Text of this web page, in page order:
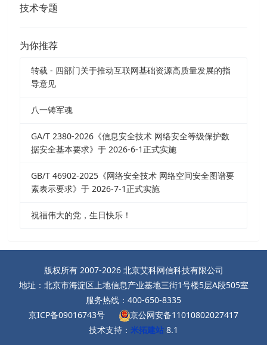
技术专题
为你推荐
转载 - 四部门关于推动互联网基础资源高质量发展的指
导意见
八一铸军魂
GA/T 2380-2026《信息安全技术 网络安全等级保护数
据安全基本要求》于 2026-6-1正式实施
GB/T 46902-2025《网络安全技术 网络空间安全图谱要
素表示要求》于 2026-7-1正式实施
祝福伟大的党，生日快乐！
版权所有 2007-2026 北京艾科网信科技有限公司
地址：北京市海淀区上地信息产业基地三街1号楼5层A段505室
服务热线：400-650-8335
京ICP备09016743号
京公网安备11010802027417
技术支持： 米拓建站 8.1